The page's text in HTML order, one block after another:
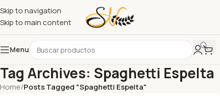
Skip to navigation
Skip to main content
Menu
Tag Archives: Spaghetti Espelta
Home/Posts Tagged "Spaghetti Espelta"